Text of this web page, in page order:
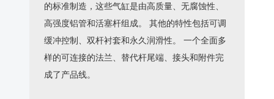
的标准制造，这些气缸是由高质量、无腐蚀性、
高强度铝管和活塞杆组成。 其他的特性包括可调
缓冲控制、双杆衬套和永久润滑性。 一个全面多
样的可连接的法兰、替代杆尾端、接头和附件完
成了产品线。